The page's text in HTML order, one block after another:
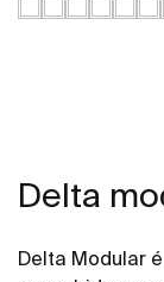
Delta
Delta Modular